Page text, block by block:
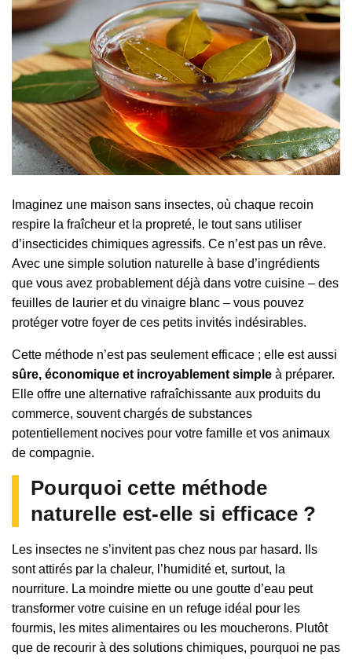
Imaginez une maison sans insectes, où chaque recoin
respire la fraîcheur et la propreté, le tout sans utiliser
d’insecticides chimiques agressifs. Ce n’est pas un rêve.
Avec une simple solution naturelle à base d’ingrédients
que vous avez probablement déjà dans votre cuisine – des
feuilles de laurier et du vinaigre blanc – vous pouvez
protéger votre foyer de ces petits invités indésirables.
Cette méthode n’est pas seulement efficace ; elle est aussi
sûre, économique et incroyablement simple à préparer.
Elle offre une alternative rafraîchissante aux produits du
commerce, souvent chargés de substances
potentiellement nocives pour votre famille et vos animaux
de compagnie.
Pourquoi cette méthode
naturelle est-elle si efficace ?
Les insectes ne s’invitent pas chez nous par hasard. Ils
sont attirés par la chaleur, l’humidité et, surtout, la
nourriture. La moindre miette ou une goutte d’eau peut
transformer votre cuisine en un refuge idéal pour les
fourmis, les mites alimentaires ou les moucherons. Plutôt
que de recourir à des solutions chimiques, pourquoi ne pas